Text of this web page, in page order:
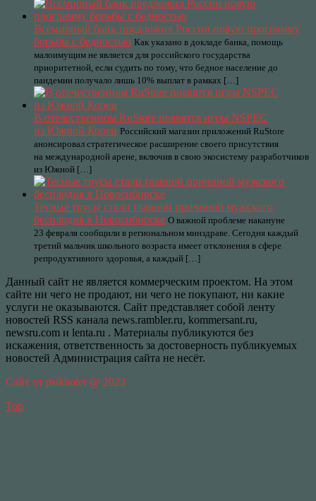
Всемирный банк предложил России новую программу
борьбы с бедностью Как указано в докладе банка, помощь
малоимущим не является для российского государства
приоритетной, если судить по тому, что бедное население до
пандемии получало лишь 10% выплат в рамках […]
В отечественном RuStore появятся игры NSPEC
из Южной Кореи Российский магазин приложений RuStore
анонсировал стратегическое расширение своего присутствия
на международной арене, включив в свою экосистему разработчиков
из Южной […]
Тесные трусы стали главной причиной мужского
бесплодия в Новосибирске О важной проблеме накануне
23 февраля сообщили в региональном минздраве. Сегодня каждый
третий мальчик школьного возраста имеет отклонения в сфере
репродуктивного здоровья, а каждый […]
Данный сайт не является коммерческим проектом. На этом
сайте ни чего не продают, ни чего не покупают, ни какие
услуги не оказываются. Сайт представляет собой ленту
новостей RSS канала news.rambler.ru, kommersant.ru,
newsru.com и lenta.ru . Материалы публикуются без
искажения, ответственность за достоверность публикуемых
новостей Администрация сайта не несёт.
Сайт от psikhoter @ 2023
Top